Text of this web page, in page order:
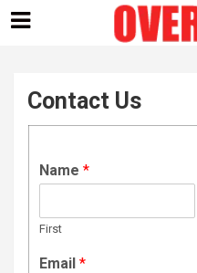
contentContact Us
Name *
First
Email *